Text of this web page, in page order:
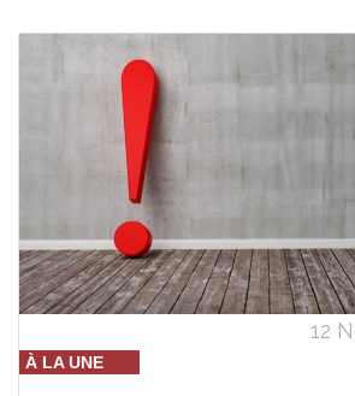
12
À LA UNE